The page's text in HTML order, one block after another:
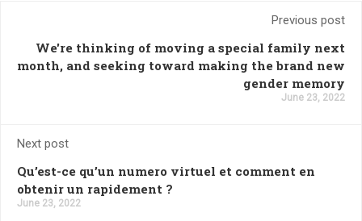
Previous post
We're thinking of moving a special family next
month, and seeking toward making the brand new
gender memory
June 23, 2022
Next post
Qu’est-ce qu’un numero virtuel et comment en
obtenir un rapidement ?
June 23, 2022